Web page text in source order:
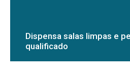
Dispensa salas limpas e
qualificado